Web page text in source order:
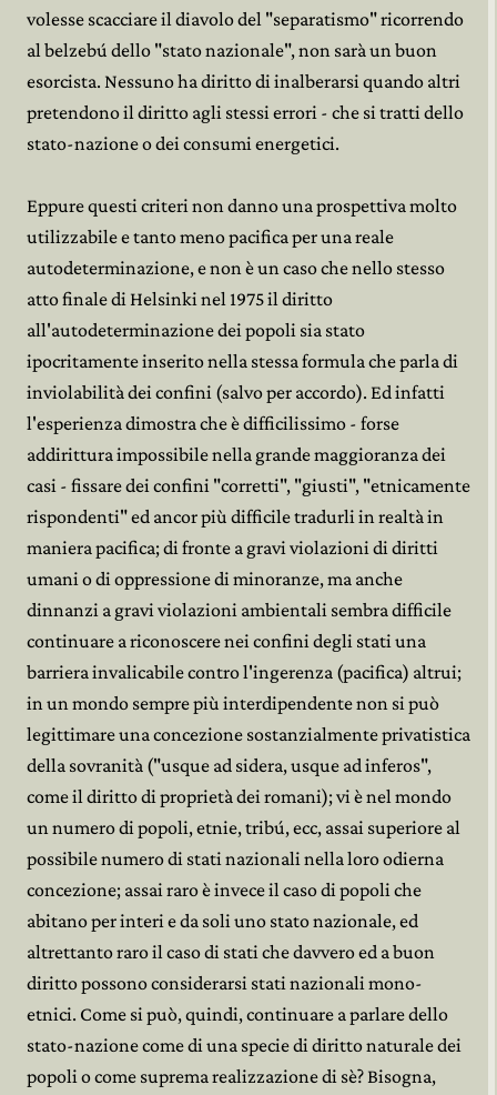
volesse scacciare il diavolo del "separatismo" ricorrendo
al belzebú dello "stato nazionale", non sarà un buon
esorcista. Nessuno ha diritto di inalberarsi quando altri
pretendono il diritto agli stessi errori - che si tratti dello
stato-nazione o dei consumi energetici.
Eppure questi criteri non danno una prospettiva molto
utilizzabile e tanto meno pacifica per una reale
autodeterminazione, e non è un caso che nello stesso
atto finale di Helsinki nel 1975 il diritto
all'autodeterminazione dei popoli sia stato
ipocritamente inserito nella stessa formula che parla di
inviolabilità dei confini (salvo per accordo). Ed infatti
l'esperienza dimostra che è difficilissimo - forse
addirittura impossibile nella grande maggioranza dei
casi - fissare dei confini "corretti", "giusti", "etnicamente
rispondenti" ed ancor più difficile tradurli in realtà in
maniera pacifica; di fronte a gravi violazioni di diritti
umani o di oppressione di minoranze, ma anche
dinnanzi a gravi violazioni ambientali sembra difficile
continuare a riconoscere nei confini degli stati una
barriera invalicabile contro l'ingerenza (pacifica) altrui;
in un mondo sempre più interdipendente non si può
legittimare una concezione sostanzialmente privatistica
della sovranità ("usque ad sidera, usque ad inferos",
come il diritto di proprietà dei romani); vi è nel mondo
un numero di popoli, etnie, tribú, ecc, assai superiore al
possibile numero di stati nazionali nella loro odierna
concezione; assai raro è invece il caso di popoli che
abitano per interi e da soli uno stato nazionale, ed
altrettanto raro il caso di stati che davvero ed a buon
diritto possono considerarsi stati nazionali mono-
etnici. Come si può, quindi, continuare a parlare dello
stato-nazione come di una specie di diritto naturale dei
popoli o come suprema realizzazione di sè? Bisogna,